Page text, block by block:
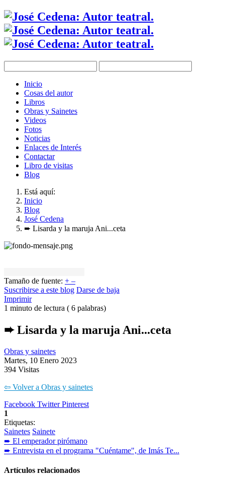
Inicio
Cosas del autor
Libros
Obras y Sainetes
Videos
Fotos
Noticias
Enlaces de Interés
Contactar
Libro de visitas
Blog
Está aquí:
Inicio
Blog
José Cedena
➨ Lisarda y la maruja Ani...ceta
Tamaño de fuente: + –
Suscribirse a este blog Darse de baja
Imprimir
1 minuto de lectura ( 6 palabras)
➨ Lisarda y la maruja Ani...ceta
Obras y sainetes
Martes, 10 Enero 2023
394 Visitas
⇦ Volver a Obras y sainetes
Facebook Twitter Pinterest
1
Etiquetas:
Sainetes Sainete
➨ El emperador pirómano
➨ Entrevista en el programa "Cuéntame", de Imás Te...
Artículos relacionados